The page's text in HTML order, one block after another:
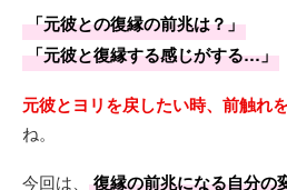
「元彼との復縁の前兆は？」
「元彼と復縁する感じがする…」
元彼とヨリを戻したい時、前触れ
ね。
今回は、
復縁の前兆になる自分の